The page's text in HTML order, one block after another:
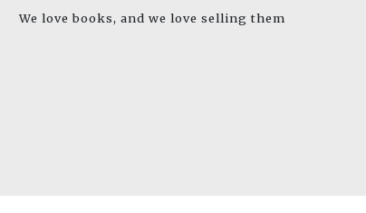
We love books, and we love selling them